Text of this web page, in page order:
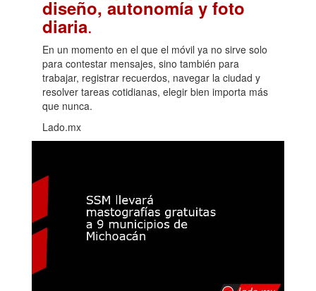
diseño, autonomía y foto
diaria.
En un momento en el que el móvil ya no sirve solo
para contestar mensajes, sino también para
trabajar, registrar recuerdos, navegar la ciudad y
resolver tareas cotidianas, elegir bien importa más
que nunca.
Lado.mx